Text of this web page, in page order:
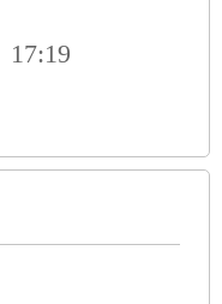
17:19